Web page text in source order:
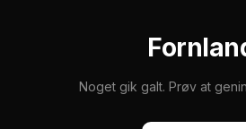
Noget gik galt. Prøv at